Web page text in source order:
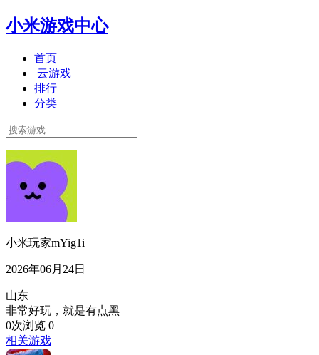
小米游戏中心
首页
云游戏
排行
分类
小米玩家mYig1i
2026年06月24日
山东
非常好玩，就是有点黑
0次浏览 0
相关游戏